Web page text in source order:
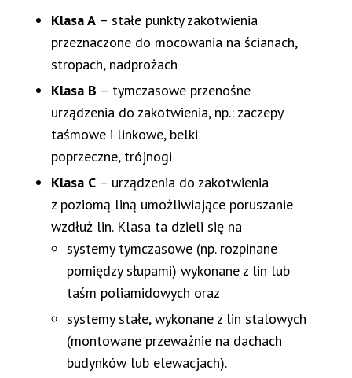
Klasa A – stałe punkty zakotwienia
przeznaczone do mocowania na ścianach,
stropach, nadprożach
Klasa B – tymczasowe przenośne
urządzenia do zakotwienia, np.: zaczepy
taśmowe i linkowe, belki
poprzeczne, trójnogi
Klasa C – urządzenia do zakotwienia
z poziomą liną umożliwiające poruszanie
wzdłuż lin. Klasa ta dzieli się na
systemy tymczasowe (np. rozpinane
pomiędzy słupami) wykonane z lin lub
taśm poliamidowych oraz
systemy stałe, wykonane z lin stalowych
(montowane przeważnie na dachach
budynków lub elewacjach).